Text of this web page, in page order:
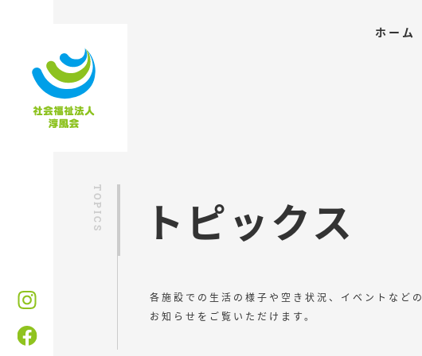
ホーム
トピックス
各施設での生活の様子や空き状況、イベントなどの
お知らせをご覧いただけます。